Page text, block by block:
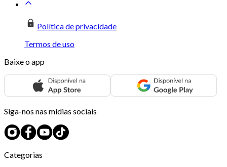
Política de privacidade
Termos de uso
Baixe o app
Siga-nos nas mídias sociais
Categorias